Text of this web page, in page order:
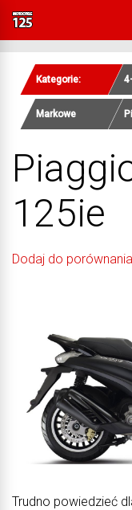
Kategorie:
Markowe
125ie
Dodaj do porównania
Trudno powiedzieć